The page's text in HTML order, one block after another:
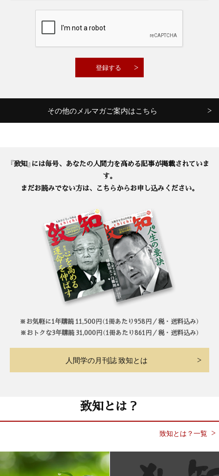
その他のメルマガご案内はこちら
『致知』には毎号、あなたの人間力を高める記事が掲載されていま
す。
まだお読みでない方は、こちらからお申し込みください。
※お気軽に1年購読 11,500円（1冊あたり958円／税・送料込み）
※おトクな3年購読 31,000円（1冊あたり861円／税・送料込み）
人間学の月刊誌 致知とは
致知とは？
致知とは？一覧